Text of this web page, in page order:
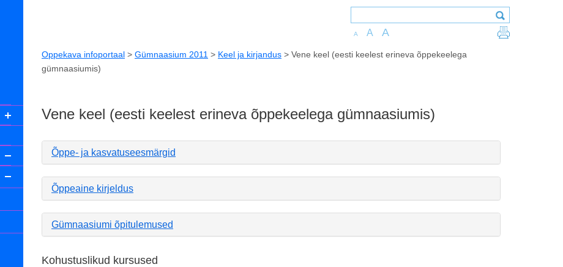
A A A
Oppekava infoportaal > Gümnaasium 2011 > Keel ja kirjandus > Vene keel (eesti keelest erineva õppekeelega
gümnaasiumis)
Vene keel (eesti keelest erineva õppekeelega gümnaasiumis)
Õppe- ja kasvatuseesmärgid
Õppeaine kirjeldus
Gümnaasiumi õpitulemused
Kohustuslikud kursused